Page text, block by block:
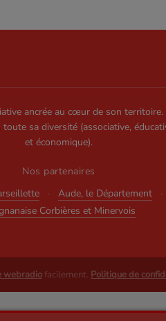
ancrée au cœur de son
sa diversité (associative,
et économique).
Nos partenaires
· Aude, le Département ·
Corbières et Minervois
webradio facilement. Politique de